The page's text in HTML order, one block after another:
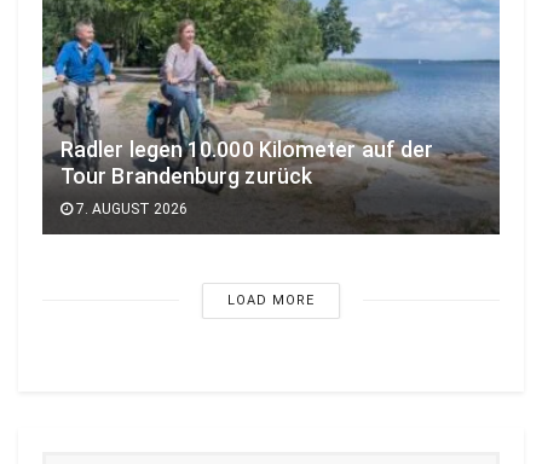
Radler legen 10.000 Kilometer auf der
Tour Brandenburg zurück
7. AUGUST 2026
LOAD MORE